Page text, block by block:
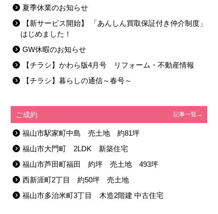
夏季休業のお知らせ
【新サービス開始】 「あんしん買取保証付き仲介制度」
はじめました！
GW休暇のお知らせ
【チラシ】かわら版4月号 リフォーム・不動産情報
【チラシ】暮らしの通信～春号～
ご成約 記事一覧→
福山市駅家町中島 売土地 約81坪
福山市大門町 2LDK 新築住宅
福山市芦田町福田 約坪 売土地 493坪
西新涯町2丁目 約50坪 売土地
福山市多治米町3丁目 木造2階建 中古住宅